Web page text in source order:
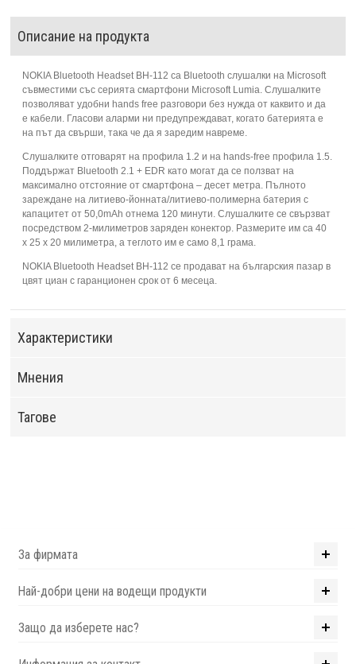
Описание на продукта
NOKIA Bluetooth Headset BH-112 са Bluetooth слушалки на Microsoft
съвместими със серията смартфони Microsoft Lumia. Слушалките
позволяват удобни hands free разговори без нужда от каквито и да
е кабели. Гласови аларми ни предупреждават, когато батерията е
на път да свърши, така че да я заредим навреме.
Слушалките отговарят на профила 1.2 и на hands-free профила 1.5.
Поддържат Bluetooth 2.1 + EDR като могат да се ползват на
максимално отстояние от смартфона – десет метра. Пълното
зареждане на литиево-йонната/литиево-полимерна батерия с
капацитет от 50,0mAh отнема 120 минути. Слушалките се свързват
посредством 2-милиметров заряден конектор. Размерите им са 40
х 25 х 20 милиметра, а теглото им е само 8,1 грама.
NOKIA Bluetooth Headset BH-112 се продават на българския пазар в
цвят циан с гаранционен срок от 6 месеца.
Характеристики
Мнения
Тагове
За фирмата
Най-добри цени на водещи продукти
Защо да изберете нас?